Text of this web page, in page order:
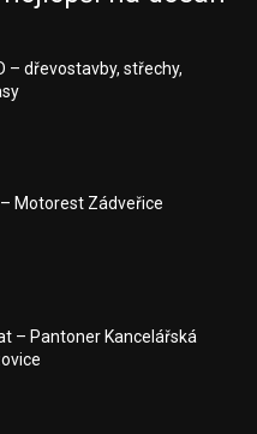
– dřevostavby, střechy,
Motorest Zádveřice
– Pantoner Kancelářská